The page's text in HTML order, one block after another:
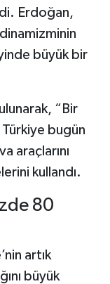
Erdoğan,
büyük bir
“Bir
bugün
araçlarını
kullandı.
80
artık
büyük